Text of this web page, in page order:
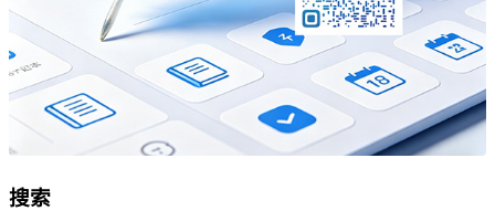
搜索